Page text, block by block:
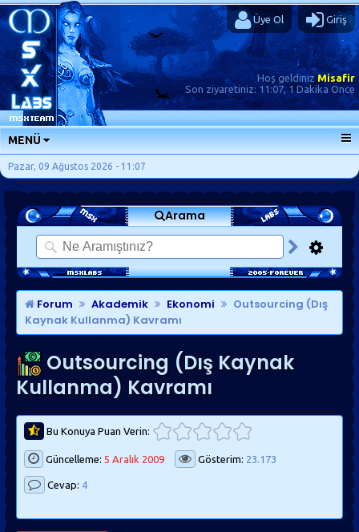
Üye Ol Giriş
Hoş geldinizMisafir
Son ziyaretiniz: 11:07, 1 Dakika Önce
MENÜ
ANA SAYFA
FORUMLAR
SORU-CEVAP
GÜNLÜKLER
SON MESAJLAR
KISAYOLLAR
Pazar, 09 Ağustos 2026 - 11:07
Arama
Forum Akademik Ekonomi
Outsourcing (Dış
Kaynak Kullanma) Kavramı
Outsourcing (Dış Kaynak
Kullanma) Kavramı
Bu Konuya Puan Verin:
Güncelleme: 5 Aralık 2009 Gösterim: 23.173
Cevap: 4